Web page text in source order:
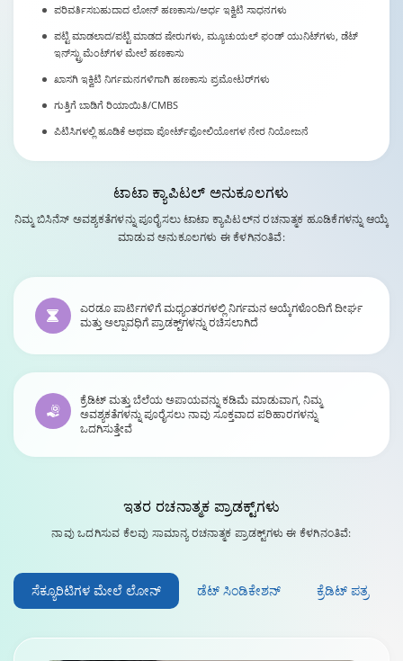
ಪರಿವರ್ತಿಸಬಹುದಾದ ಲೋನ್ ಹಣಕಾಸು/ಅರ್ಧ ಇಕ್ವಿಟಿ ಸಾಧನಗಳು
ಪಟ್ಟಿ ಮಾಡಲಾದ/ಪಟ್ಟಿ ಮಾಡದ ಷೇರುಗಳು, ಮ್ಯೂಚುಯಲ್ ಫಂಡ್ ಯುನಿಟ್‌ಗಳು, ಡೆಟ್
ಇನ್‌ಸ್ಟ್ರುಮೆಂಟ್‌ಗಳ ಮೇಲೆ ಹಣಕಾಸು
ಖಾಸಗಿ ಇಕ್ವಿಟಿ ನಿರ್ಗಮನಗಳಿಗಾಗಿ ಹಣಕಾಸು ಪ್ರಮೋಟರ್‌ಗಳು
ಗುತ್ತಿಗೆ ಬಾಡಿಗೆ ರಿಯಾಯಿತಿ/CMBS
ಪಿಟಿಸಿಗಳಲ್ಲಿ ಹೂಡಿಕೆ ಅಥವಾ ಪೋರ್ಟ್‌ಫೋಲಿಯೋಗಳ ನೇರ ನಿಯೋಜನೆ
ಟಾಟಾ ಕ್ಯಾಪಿಟಲ್ ಅನುಕೂಲಗಳು
ನಿಮ್ಮ ಬಿಸಿನೆಸ್ ಅವಶ್ಯಕತೆಗಳನ್ನು ಪೂರೈಸಲು ಟಾಟಾ ಕ್ಯಾಪಿಟಲ್‌ನ ರಚನಾತ್ಮಕ ಹೂಡಿಕೆಗಳನ್ನು ಆಯ್ಕೆ
ಮಾಡುವ ಅನುಕೂಲಗಳು ಈ ಕೆಳಗಿನಂತಿವೆ:
ಎರಡೂ ಪಾರ್ಟಿಗಳಿಗೆ ಮಧ್ಯಂತರಗಳಲ್ಲಿ ನಿರ್ಗಮನ ಆಯ್ಕೆಗಳೊಂದಿಗೆ ದೀರ್ಘ
ಮತ್ತು ಅಲ್ಪಾವಧಿಗೆ ಪ್ರಾಡಕ್ಟ್‌ಗಳನ್ನು ರಚಿಸಲಾಗಿದೆ
ಕ್ರೆಡಿಟ್ ಮತ್ತು ಬೆಲೆಯ ಅಪಾಯವನ್ನು ಕಡಿಮೆ ಮಾಡುವಾಗ, ನಿಮ್ಮ
ಅವಶ್ಯಕತೆಗಳನ್ನು ಪೂರೈಸಲು ನಾವು ಸೂಕ್ತವಾದ ಪರಿಹಾರಗಳನ್ನು
ಒದಗಿಸುತ್ತೇವೆ
ಇತರ ರಚನಾತ್ಮಕ ಪ್ರಾಡಕ್ಟ್‌ಗಳು
ನಾವು ಒದಗಿಸುವ ಕೆಲವು ಸಾಮಾನ್ಯ ರಚನಾತ್ಮಕ ಪ್ರಾಡಕ್ಟ್‌ಗಳು ಈ ಕೆಳಗಿನಂತಿವೆ:
ಸೆಕ್ಯೂರಿಟಿಗಳ ಮೇಲೆ ಲೋನ್‌ ಡೆಟ್ ಸಿಂಡಿಕೇಶನ್ ಕ್ರೆಡಿಟ್ ಪತ್ರ